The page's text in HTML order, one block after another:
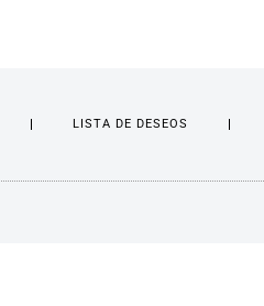
LISTA DE DESEOS